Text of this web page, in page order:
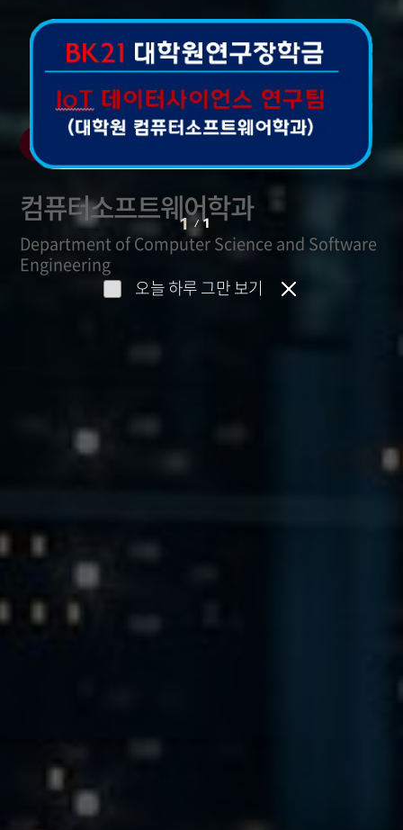
1 / 1
오늘 하루 그만 보기
컴퓨터소프트웨어학과
Department of Computer Science and Software
Engineering